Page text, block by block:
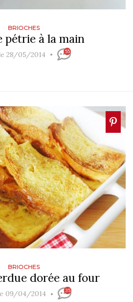
BRIOCHES
pétrie à la main
28/05/2014 55
BRIOCHES
dorée au four
09/04/2014 35